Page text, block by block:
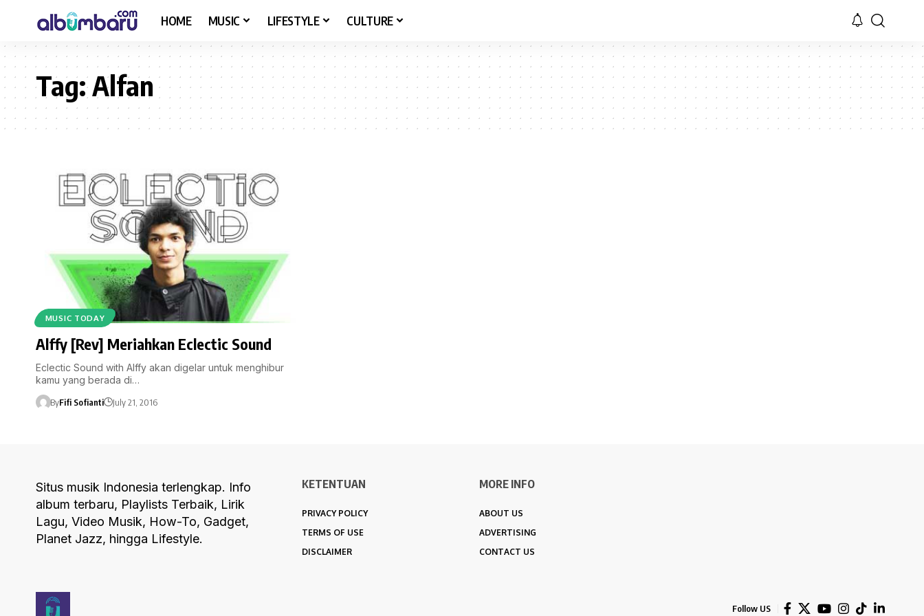
HOME MUSIC LIFESTYLE CULTURE
Tag:Alfan
MUSIC TODAY
Alffy [Rev] Meriahkan Eclectic Sound
Eclectic Sound with Alffy akan digelar untuk menghibur
kamu yang berada di…
ByFifi Sofianti July 21, 2016
Situs musik Indonesia terlengkap. Info
album terbaru, Playlists Terbaik, Lirik
Lagu, Video Musik, How-To, Gadget,
Planet Jazz, hingga Lifestyle.
KETENTUAN
PRIVACY POLICY
TERMS OF USE
DISCLAIMER
MORE INFO
ABOUT US
ADVERTISING
CONTACT US
Follow US